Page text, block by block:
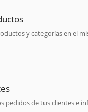
y categorías en el
pedidos de tus clientes e